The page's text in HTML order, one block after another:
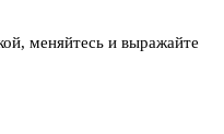
меняйтесь и выражайте